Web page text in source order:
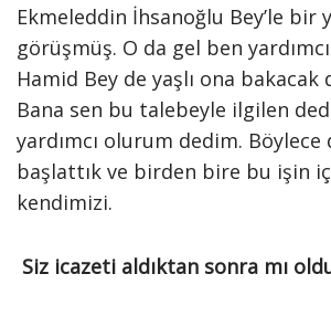
Ekmeleddin İhsanoğlu Bey’le bir
görüşmüş. O da gel ben
Hamid Bey de yaşlı ona
Bana sen bu talebeyle ilgilen
yardımcı olurum dedim.
başlattık ve birden bire bu işin
kendimizi.
Siz icazeti aldıktan sonra mı